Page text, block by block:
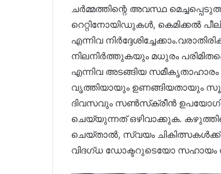
ചർമ്മത്തിന്റെ അവസ്ഥ
റെറ്റിനോയിഡുകൾ, കെമിക്കൽ
എന്നിവ
നിലനിർത്തുകയും മധുരം
എന്നിവ അടങ്ങിയ
വൃത്തിയായും ഉണങ്ങിയതായും
ദിവസവും സൺസ്‌ക്രീൻ
ചെയ്യുന്നത് ഒഴിവാക്കുക.
ചെയ്താൽ, സ്വയം ചികിത്സകൾക്ക്
വിദഗ്ധ ഡോക്ടറുടെയോ സഹായം